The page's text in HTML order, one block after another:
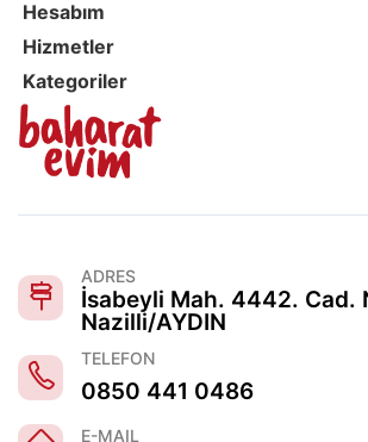
Hesabım
Hizmetler
Kategoriler
ADRES
İsabeyli Mah. 4442. Cad.
Nazilli/AYDIN
TELEFON
0850 441 0486
E-MAIL